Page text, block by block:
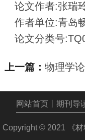
论文作者:张瑞
作者单位:青岛
论文分类号
上一篇： 物理学论文_15 T Nb_3Sn磁体热处理传热分析及
网站首页 期刊导
Copyright © 2021 《